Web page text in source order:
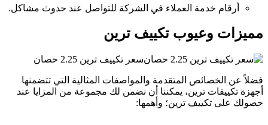
أرقام خدمة العملاء في الشركة للتواصل عند حدوث مشاكل.
مميزات وعيوب تكييف ترين
سعر تكييف ترين 2.25 حصان
فضلاً عن الخصائص المتقدمة والمواصفات المثالية التي تتضمنها
أجهزة تكييفات ترين، يمكننا أن نضمن لك مجموعة من المزايا عند
حصولك على تكييف ترين؛ وأهمها: